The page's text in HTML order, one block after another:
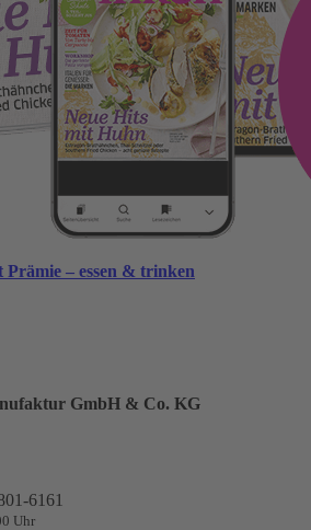
– essen & trinken
GmbH & Co. KG
6161
Uhr